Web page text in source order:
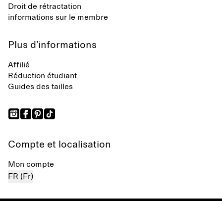
Droit de rétractation
informations sur le membre
Plus d’informations
Affilié
Réduction étudiant
Guides des tailles
Compte et localisation
Mon compte
FR (Fr)